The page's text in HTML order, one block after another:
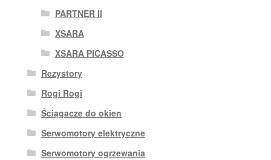
PARTNER II
XSARA
XSARA PICASSO
Rezystory
Rogi Rogi
Ściągacze do okien
Serwomotory elektryczne
Serwomotory ogrzewania